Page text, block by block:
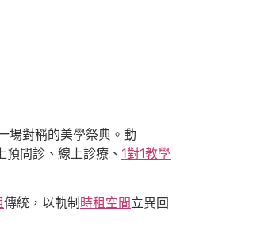
場對稱的美學祭典。動
問診、線上診療、 1對1教學
傳統，以軌制 時租空間立異回